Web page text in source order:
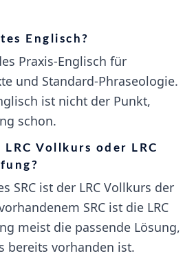
Englisch?
Praxis-Englisch für
und Standard-Phraseologie.
ist nicht der Punkt,
schon.
Vollkurs oder LRC
SRC ist der LRC Vollkurs der
SRC ist die LRC
meist die passende Lösung,
bereits vorhanden ist.